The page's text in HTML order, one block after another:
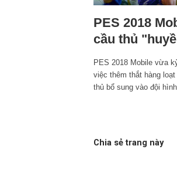
PES 2018
cầu thủ
PES 2018 Mobile vừa
việc thêm thắt hàng
thủ bổ sung vào đội
Chia sẻ trang này